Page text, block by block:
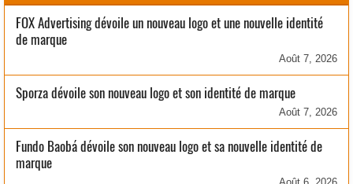
FOX Advertising dévoile un nouveau logo et une nouvelle identité
de marque
Août 7, 2026
Sporza dévoile son nouveau logo et son identité de marque
Août 7, 2026
Fundo Baobá dévoile son nouveau logo et sa nouvelle identité de
marque